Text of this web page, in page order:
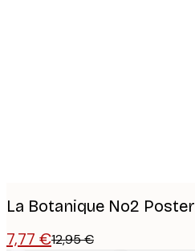
La Botanique No2 Poster
7,77 €12,95 €